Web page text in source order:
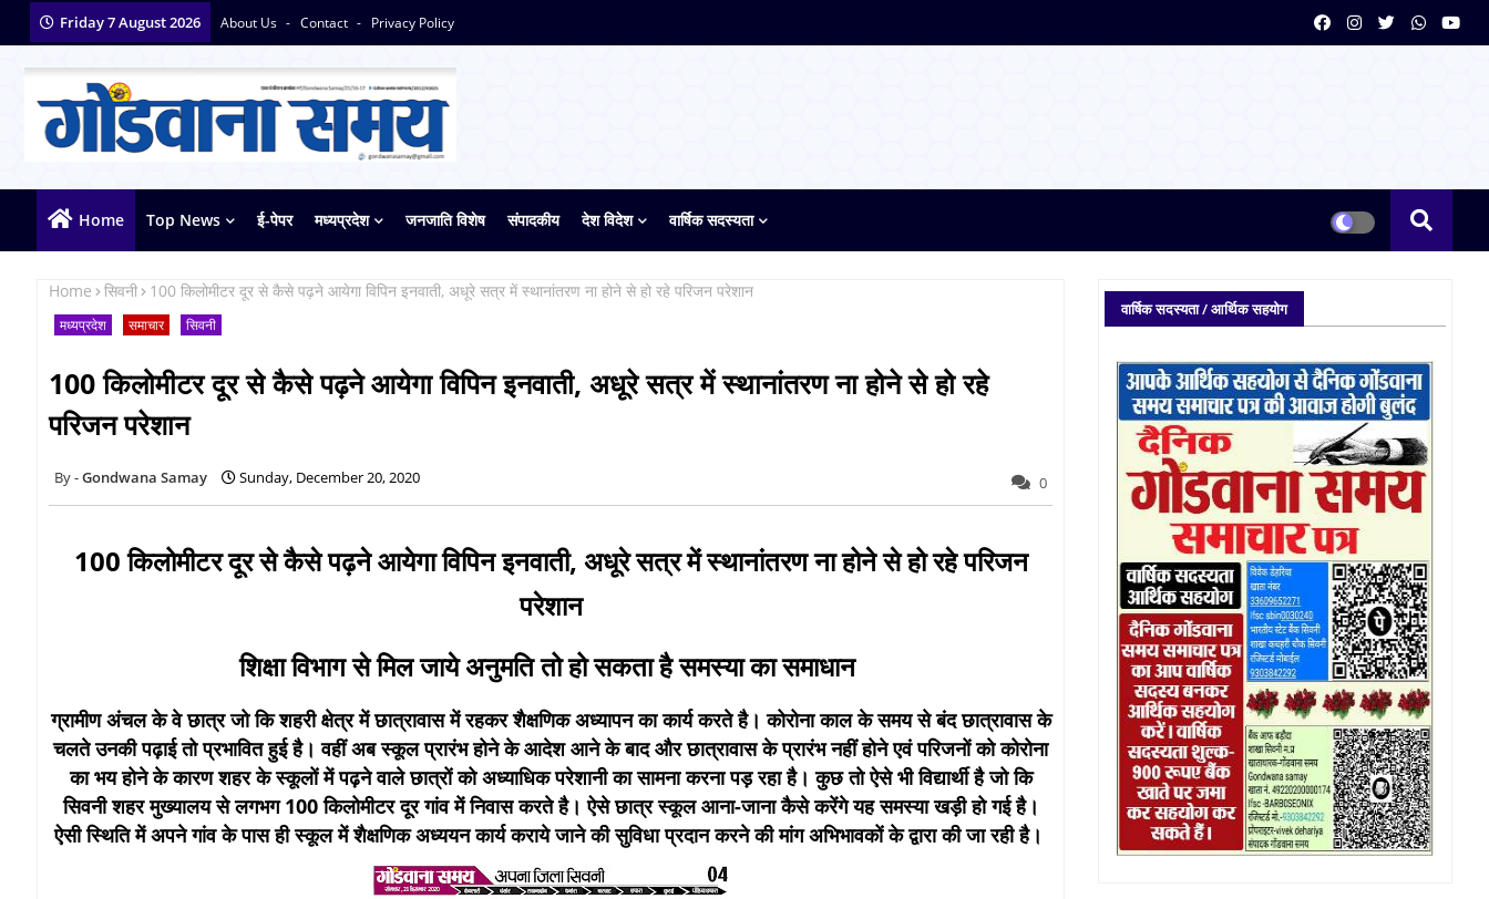
Friday 7 August 2026 About Us Contact Privacy Policy
Home Top News ई-पेपर मध्यप्रदेश जनजाति विशेष संपादकीय देश विदेश वार्षिक सदस्यता
Home सिवनी 100 किलोमीटर दूर से कैसे पढ़ने आयेगा विपिन इनवाती, अधूरे सत्र में स्थानांतरण ना होने से हो रहे परिजन परेशान
मध्यप्रदेश समाचार सिवनी
100 किलोमीटर दूर से कैसे पढ़ने आयेगा विपिन इनवाती, अधूरे सत्र में स्थानांतरण ना होने से हो रहे
परिजन परेशान
Gondwana Samay Sunday, December 20, 2020 0
100 किलोमीटर दूर से कैसे पढ़ने आयेगा विपिन इनवाती, अधूरे सत्र में स्थानांतरण ना होने से हो रहे परिजन
परेशान
शिक्षा विभाग से मिल जाये अनुमति तो हो सकता है समस्या का समाधान
ग्रामीण अंचल के वे छात्र जो कि शहरी क्षेत्र में छात्रावास में रहकर शैक्षणिक अध्यापन का कार्य करते है। कोरोना काल के समय से बंद छात्रावास के
चलते उनकी पढ़ाई तो प्रभावित हुई है। वहीं अब स्कूल प्रारंभ होने के आदेश आने के बाद और छात्रावास के प्रारंभ नहीं होने एवं परिजनों को कोरोना
का भय होने के कारण शहर के स्कूलों में पढ़ने वाले छात्रों को अध्याधिक परेशानी का सामना करना पड़ रहा है। कुछ तो ऐसे भी विद्यार्थी है जो कि
सिवनी शहर मुख्यालय से लगभग 100 किलोमीटर दूर गांव में निवास करते है। ऐसे छात्र स्कूल आना-जाना कैसे करेंगे यह समस्या खड़ी हो गई है।
ऐसी स्थिति में अपने गांव के पास ही स्कूल में शैक्षणिक अध्ययन कार्य कराये जाने की सुविधा प्रदान करने की मांग अभिभावकों के द्वारा की जा रही है।
वार्षिक सदस्यता / आर्थिक सहयोग